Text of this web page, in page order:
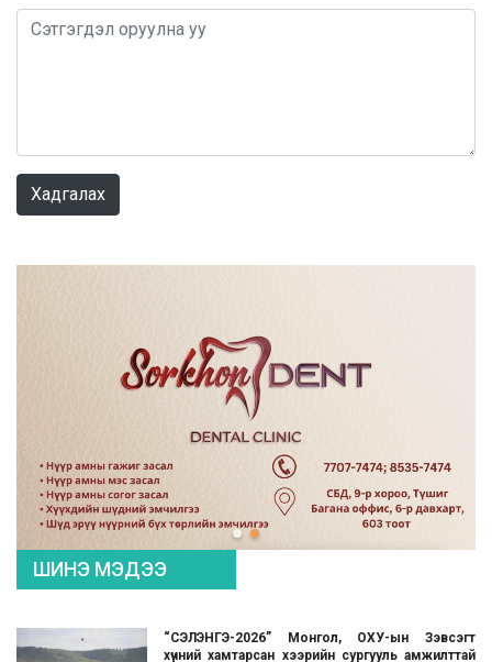
Хадгалах
ШИНЭ МЭДЭЭ
“СЭЛЭНГЭ-2026” Монгол, ОХУ-ын Зэвсэгт
хүчний хамтарсан хээрийн сургууль амжилттай